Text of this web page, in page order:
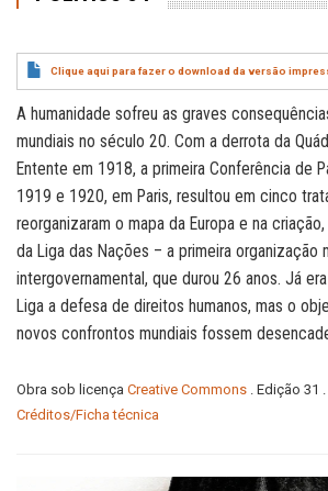
Clique aqui para fazer o download da versão
A humanidade sofreu as graves
mundiais no século 20. Com a derrota da
Entente em 1918, a primeira Conferência de
1919 e 1920, em Paris, resultou em cinco
reorganizaram o mapa da Europa e na
da Liga das Nações – a primeira organização
intergovernamental, que durou 26 anos. Já
Liga a defesa de direitos humanos, mas o
novos confrontos mundiais fossem
Obra sob licença Creative Commons . Edição 31
Créditos/Ficha técnica